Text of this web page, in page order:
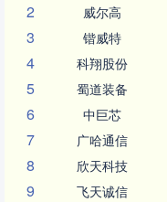
2 威尔高
3 锴威特
4 科翔股份
5 蜀道装备
6 中巨芯
7 广哈通信
8 欣天科技
9 飞天诚信